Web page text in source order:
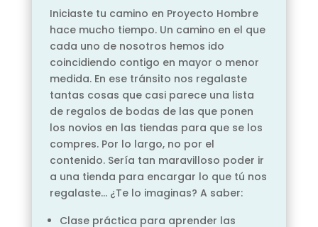
Iniciaste tu camino en Proyecto Hombre
hace mucho tiempo. Un camino en el que
cada uno de nosotros hemos ido
coincidiendo contigo en mayor o menor
medida. En ese tránsito nos regalaste
tantas cosas que casi parece una lista
de regalos de bodas de las que ponen
los novios en las tiendas para que se los
compres. Por lo largo, no por el
contenido. Sería tan maravilloso poder ir
a una tienda para encargar lo que tú nos
regalaste… ¿Te lo imaginas? A saber:
Clase práctica para aprender las